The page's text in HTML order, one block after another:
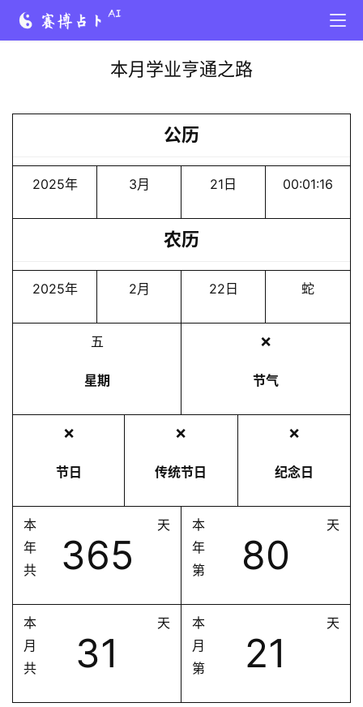
本月学业亨通之路
公历
2025年 3月 21日 00:01:16
农历
2025年 2月 22日 蛇
五
星期
❌
节气
❌
节日
❌
传统节日
❌
纪念日
本
年
共
365
天
本
年
第
80
天
本
月
共
31
天
本
月
第
21
天